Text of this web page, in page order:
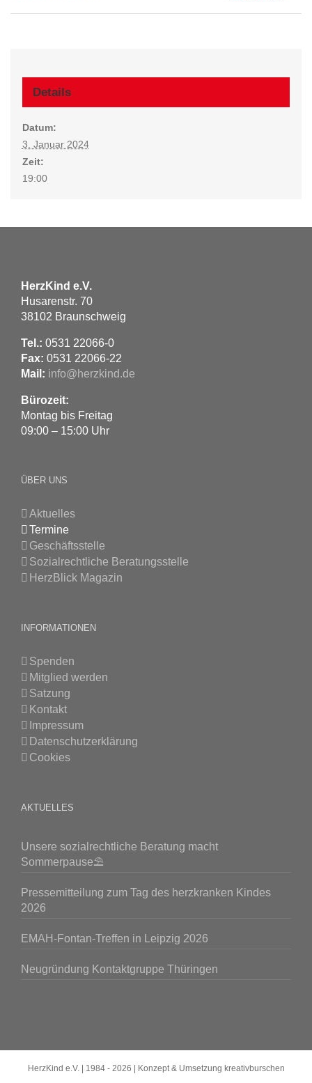
Details
Datum:
3. Januar 2024
Zeit:
19:00
HerzKind e.V.
Husarenstr. 70
38102 Braunschweig
Tel.: 0531 22066-0
Fax: 0531 22066-22
Mail: info@herzkind.de
Bürozeit:
Montag bis Freitag
09:00 – 15:00 Uhr
ÜBER UNS
Aktuelles
Termine
Geschäftsstelle
Sozialrechtliche Beratungsstelle
HerzBlick Magazin
INFORMATIONEN
Spenden
Mitglied werden
Satzung
Kontakt
Impressum
Datenschutzerklärung
Cookies
AKTUELLES
Unsere sozialrechtliche Beratung macht
Sommerpause⛱️
Pressemitteilung zum Tag des herzkranken Kindes
2026
EMAH-Fontan-Treffen in Leipzig 2026
Neugründung Kontaktgruppe Thüringen
HerzKind e.V. | 1984 - 2026 | Konzept & Umsetzung kreativburschen